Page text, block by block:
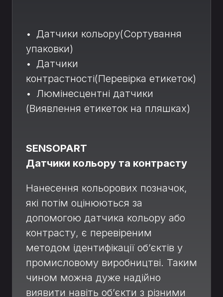
• Датчики кольору(Сортування
упаковки)
• Датчики
контрастності(Перевірка етикеток)
• Люмінесцентні датчики
(Виявлення етикеток на пляшках)
SENSOPART
Датчики кольору та контрасту
Нанесення кольорових позначок,
які потім оцінюються за
допомогою датчика кольору або
контрасту, є перевіреним
методом ідентифікації об’єктів у
промисловому виробництві. Таким
чином можна дуже надійно
виявити навіть об’єкти з різними